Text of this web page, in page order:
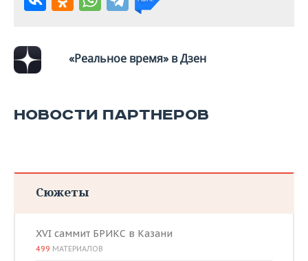
«Реальное время» в Дзен
НОВОСТИ ПАРТНЕРОВ
Сюжеты
XVI саммит БРИКС в Казани
499 МАТЕРИАЛОВ